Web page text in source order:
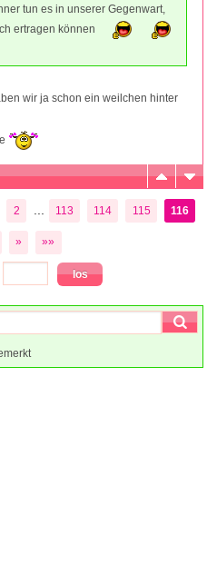
tun es in unserer Gegenwart,
ertragen können
wir ja schon ein weilchen hinter
2 113 114 115 116
» »»